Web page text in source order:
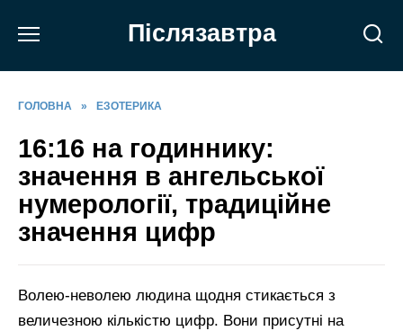
Післязавтра
ГОЛОВНА » ЕЗОТЕРИКА
16:16 на годиннику:
значення в ангельської
нумерології, традиційне
значення цифр
Волею-неволею людина щодня стикається з
величезною кількістю цифр. Вони присутні на